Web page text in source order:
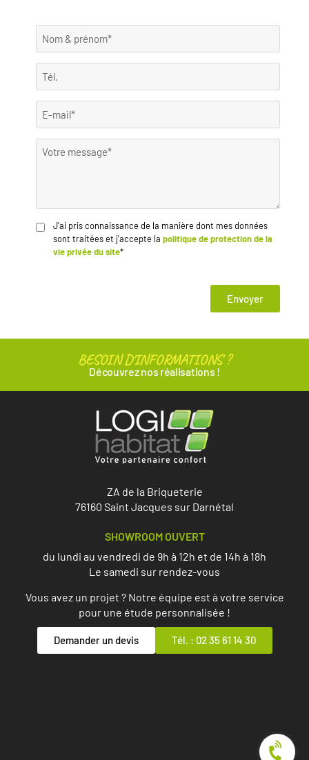
J’ai pris connaissance de la manière dont mes données
sont traitées et j’accepte lapolitique de protection de la
vie privée du site*
Envoyer
BESOIN D'INFORMATIONS ?
Découvrez nos réalisations !
ZA de la Briqueterie
76160 Saint Jacques sur Darnétal
SHOWROOM OUVERT
du lundi au vendredi de 9h à 12h et de 14h à 18h
Le samedi sur rendez-vous
Vous avez un projet ? Notre équipe est à votre service
pour une étude personnalisée !
Demander un devis Tél. : 02 35 61 14 30